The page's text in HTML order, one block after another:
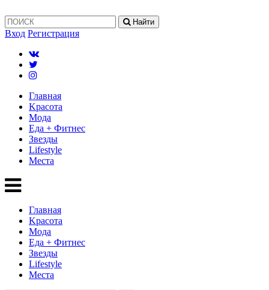
Найти
Вход Регистрация
Главная
Kрасота
Мода
Еда + Фитнес
Звезды
Lifestyle
Mеста
Главная
Kрасота
Мода
Еда + Фитнес
Звезды
Lifestyle
Mеста